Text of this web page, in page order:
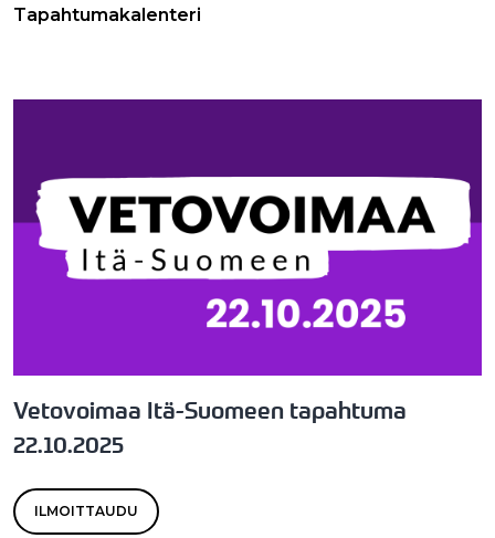
Tapahtumakalenteri
Vetovoimaa Itä-Suomeen tapahtuma
22.10.2025
ILMOITTAUDU